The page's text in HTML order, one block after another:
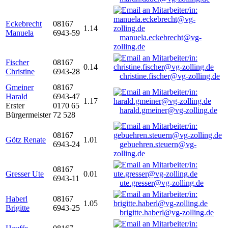
Eckebrecht
Manuela
08167
6943-59
1.14
manuela.eckebrecht@vg-
zolling.de
Fischer
Christine
08167
6943-28
0.14
christine.fischer@vg-zolling.de
Gmeiner
Harald
Erster
Bürgermeister
08167
6943-47
0170 65
72 528
1.17
harald.gmeiner@vg-zolling.de
Götz Renate
08167
6943-24
1.01
gebuehren.steuern@vg-
zolling.de
Gresser Ute
08167
6943-11
0.01
ute.gresser@vg-zolling.de
Haberl
Brigitte
08167
6943-25
1.05
brigitte.haberl@vg-zolling.de